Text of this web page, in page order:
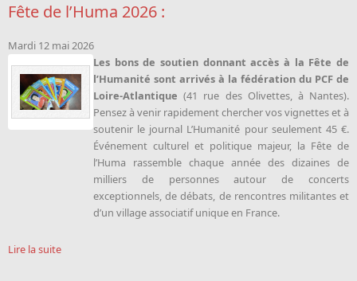
Fête de l’Huma 2026 :
Mardi 12 mai 2026
Les bons de soutien donnant accès à la Fête de
l’Humanité sont arrivés à la fédération du PCF de
Loire-Atlantique (41 rue des Olivettes, à Nantes).
Pensez à venir rapidement chercher vos vignettes et à
soutenir le journal L’Humanité pour seulement 45 €.
Événement culturel et politique majeur, la Fête de
l’Huma rassemble chaque année des dizaines de
milliers de personnes autour de concerts
exceptionnels, de débats, de rencontres militantes et
d’un village associatif unique en France.
Lire la suite